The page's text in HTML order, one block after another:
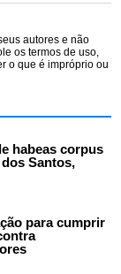
autores e não
os termos de uso,
o que é impróprio ou
habeas corpus
Santos,
para cumprir